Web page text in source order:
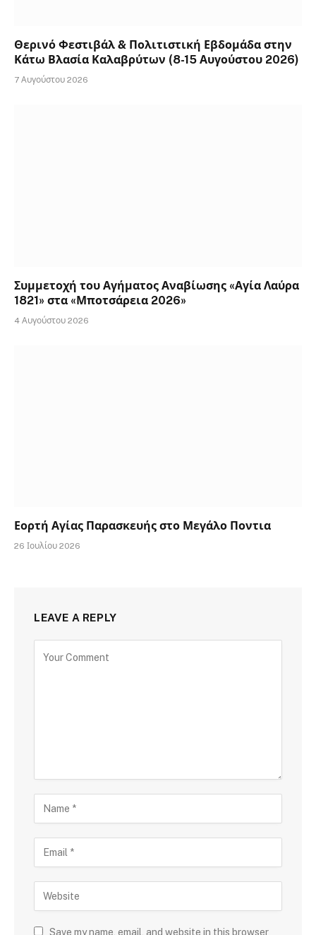
Θερινό Φεστιβάλ & Πολιτιστική Εβδομάδα στην
Κάτω Βλασία Καλαβρύτων (8-15 Αυγούστου 2026)
7 Αυγούστου 2026
Συμμετοχή του Αγήματος Αναβίωσης «Αγία Λαύρα
1821» στα «Μποτσάρεια 2026»
4 Αυγούστου 2026
Εορτή Αγίας Παρασκευής στο Μεγάλο Ποντια
26 Ιουλίου 2026
LEAVE A REPLY
Save my name, email, and website in this browser